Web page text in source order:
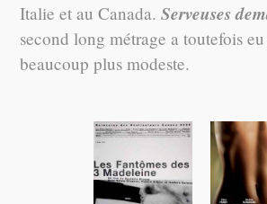
Italie et au Canada.Serveuses
second long métrage a toutefois
beaucoup plus modeste.